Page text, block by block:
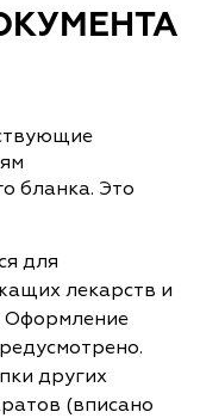
бланка. Это
для
лекарств и
Оформление
других
(вписано